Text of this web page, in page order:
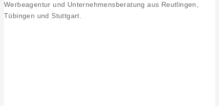
Werbeagentur und Unternehmensberatung aus Reutlingen,
Tübingen und Stuttgart.